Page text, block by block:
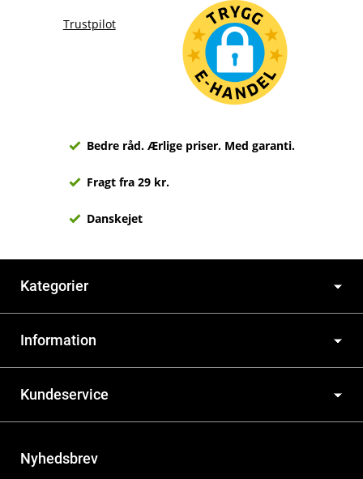
Trustpilot
Bedre råd. Ærlige priser. Med garanti.
Fragt fra 29 kr.
Danskejet
Kategorier
Information
Kundeservice
Nyhedsbrev